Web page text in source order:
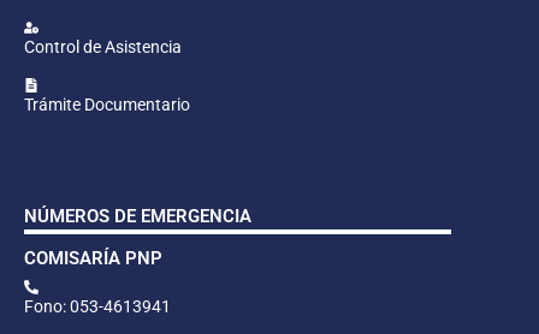
Control de Asistencia
Trámite Documentario
NÚMEROS DE EMERGENCIA
COMISARÍA PNP
Fono: 053-4613941